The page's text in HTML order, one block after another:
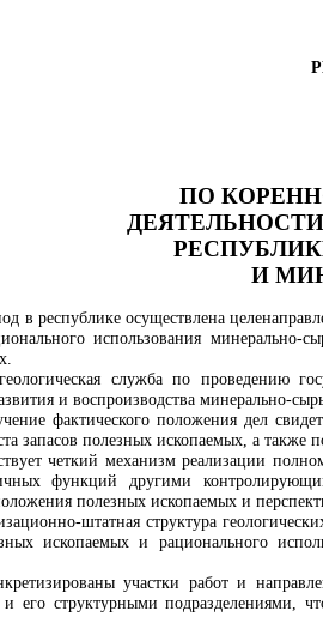
ПО
И
в республике осуществлена
использования
служба по проведению
и воспроизводства минерально-
фактического положения дел
запасов полезных ископаемых, а также
четкий механизм реализации
функций другими
полезных ископаемых и
штатная структура
ископаемых и рационального
участки работ и
его структурными подразделениями,